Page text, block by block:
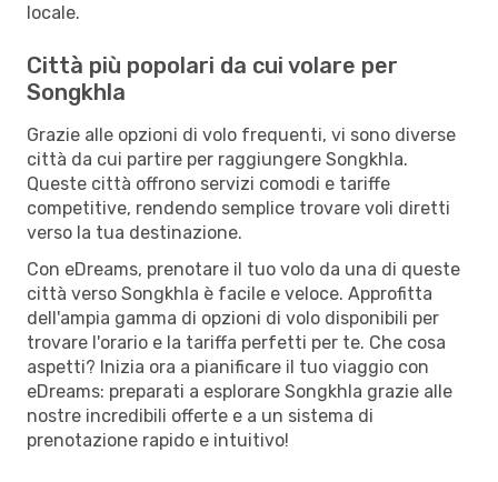
locale.
Città più popolari da cui volare per
Songkhla
Grazie alle opzioni di volo frequenti, vi sono diverse
città da cui partire per raggiungere Songkhla.
Queste città offrono servizi comodi e tariffe
competitive, rendendo semplice trovare voli diretti
verso la tua destinazione.
Con eDreams, prenotare il tuo volo da una di queste
città verso Songkhla è facile e veloce. Approfitta
dell'ampia gamma di opzioni di volo disponibili per
trovare l'orario e la tariffa perfetti per te. Che cosa
aspetti? Inizia ora a pianificare il tuo viaggio con
eDreams: preparati a esplorare Songkhla grazie alle
nostre incredibili offerte e a un sistema di
prenotazione rapido e intuitivo!